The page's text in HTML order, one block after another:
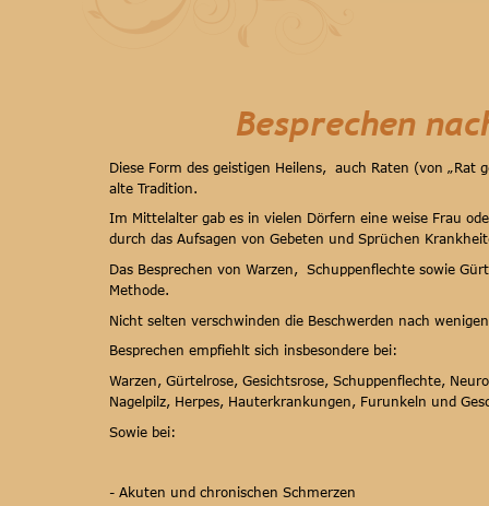
Besprechen
Diese Form des geistigen Heilens,  auch Raten (von
alte Tradition.
Im Mittelalter gab es in vielen Dörfern eine weise Frau
durch das Aufsagen von Gebeten und Sprüchen
Das Besprechen von Warzen,  Schuppenflechte sowie
Methode.
Nicht selten verschwinden die Beschwerden nach
Besprechen empfiehlt sich insbesondere bei:
Warzen, Gürtelrose, Gesichtsrose, Schuppenflechte,
Nagelpilz, Herpes, Hauterkrankungen, Furunkeln und
Sowie bei:
- Akuten und chronischen Schmerzen